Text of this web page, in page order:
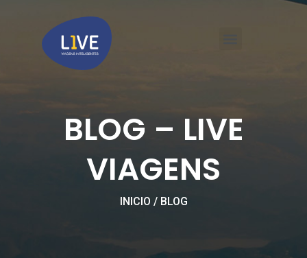
conteúdo
BLOG – LIVE
VIAGENS
INICIO / BLOG